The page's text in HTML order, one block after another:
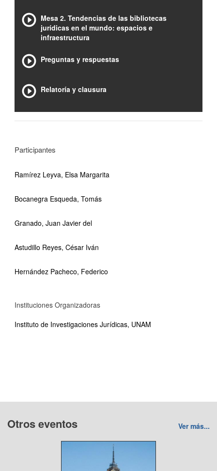
Mesa 2. Tendencias de las bibliotecas
jurídicas en el mundo: espacios e
infraestructura
Preguntas y respuestas
Relatoría y clausura
Participantes
Ramírez Leyva, Elsa Margarita
Bocanegra Esqueda, Tomás
Granado, Juan Javier del
Astudillo Reyes, César Iván
Hernández Pacheco, Federico
Instituciones Organizadoras
Instituto de Investigaciones Jurídicas, UNAM
Otros eventos Ver más...